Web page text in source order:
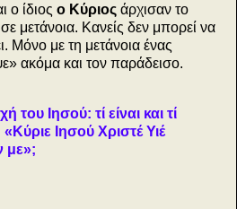
ο ίδιος ο Κύριος άρχισαν το
μετάνοια. Κανείς δεν μπορεί να
Μόνο με τη μετάνοια ένας
ακόμα και τον παράδεισο.
του Ιησού: τί είναι και τί
Ιησού Χριστέ Υιέ
με»;